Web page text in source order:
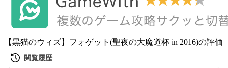
【黒猫のウィズ】フォゲット(聖夜の大魔道杯 in 2016)の評価